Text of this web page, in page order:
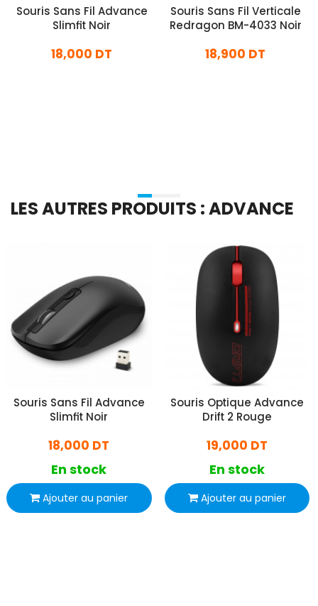
Souris Sans Fil Advance
Slimfit Noir
18,000 DT
Souris Sans Fil Verticale
Redragon BM-4033 Noir
18,900 DT
LES AUTRES PRODUITS : ADVANCE
Souris Sans Fil Advance
Slimfit Noir
18,000 DT
En stock
Ajouter au panier
Souris Optique Advance
Drift 2 Rouge
19,000 DT
En stock
Ajouter au panier